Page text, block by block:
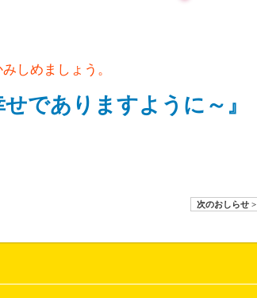
しめましょう。
でありますように～』
次のおしらせ >